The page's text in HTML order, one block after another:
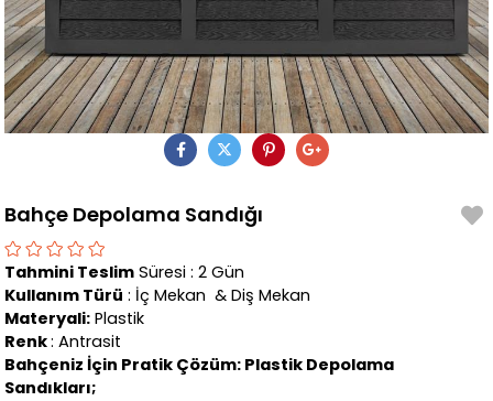
Bahçe Depolama Sandığı
Tahmini Teslim Süresi : 2 Gün
Kullanım Türü : İç Mekan & Diş Mekan
Materyali: Plastik
Renk: Antrasit
Bahçeniz İçin Pratik Çözüm: Plastik Depolama
Sandıkları;